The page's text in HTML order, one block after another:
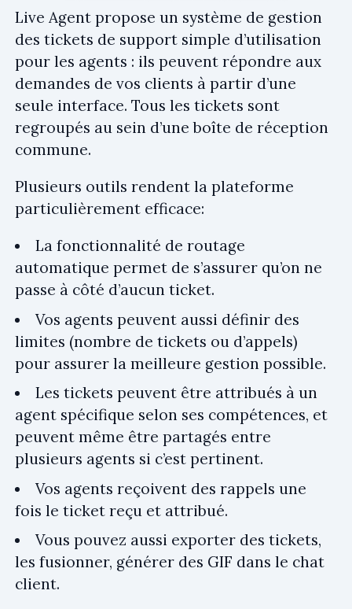
Live Agent propose un système de gestion
des tickets de support simple d’utilisation
pour les agents : ils peuvent répondre aux
demandes de vos clients à partir d’une
seule interface. Tous les tickets sont
regroupés au sein d’une boîte de réception
commune.
Plusieurs outils rendent la plateforme
particulièrement efficace:
La fonctionnalité de routage
automatique permet de s’assurer qu’on ne
passe à côté d’aucun ticket.
Vos agents peuvent aussi définir des
limites (nombre de tickets ou d’appels)
pour assurer la meilleure gestion possible.
Les tickets peuvent être attribués à un
agent spécifique selon ses compétences, et
peuvent même être partagés entre
plusieurs agents si c’est pertinent.
Vos agents reçoivent des rappels une
fois le ticket reçu et attribué.
Vous pouvez aussi exporter des tickets,
les fusionner, générer des GIF dans le chat
client.